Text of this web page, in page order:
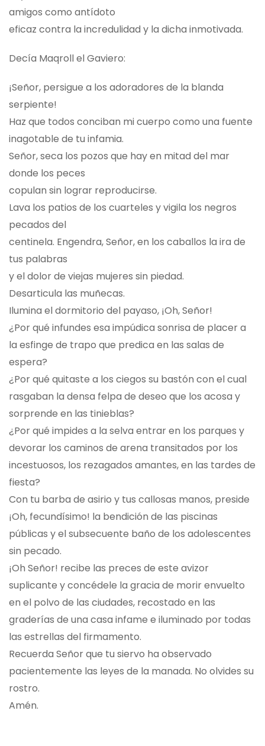
amigos como antídoto
eficaz contra la incredulidad y la dicha inmotivada.
Decía Maqroll el Gaviero:
¡Señor, persigue a los adoradores de la blanda
serpiente!
Haz que todos conciban mi cuerpo como una fuente
inagotable de tu infamia.
Señor, seca los pozos que hay en mitad del mar
donde los peces
copulan sin lograr reproducirse.
Lava los patios de los cuarteles y vigila los negros
pecados del
centinela. Engendra, Señor, en los caballos la ira de
tus palabras
y el dolor de viejas mujeres sin piedad.
Desarticula las muñecas.
Ilumina el dormitorio del payaso, ¡Oh, Señor!
¿Por qué infundes esa impúdica sonrisa de placer a
la esfinge de trapo que predica en las salas de
espera?
¿Por qué quitaste a los ciegos su bastón con el cual
rasgaban la densa felpa de deseo que los acosa y
sorprende en las tinieblas?
¿Por qué impides a la selva entrar en los parques y
devorar los caminos de arena transitados por los
incestuosos, los rezagados amantes, en las tardes de
fiesta?
Con tu barba de asirio y tus callosas manos, preside
¡Oh, fecundísimo! la bendición de las piscinas
públicas y el subsecuente baño de los adolescentes
sin pecado.
¡Oh Señor! recibe las preces de este avizor
suplicante y concédele la gracia de morir envuelto
en el polvo de las ciudades, recostado en las
graderías de una casa infame e iluminado por todas
las estrellas del firmamento.
Recuerda Señor que tu siervo ha observado
pacientemente las leyes de la manada. No olvides su
rostro.
Amén.